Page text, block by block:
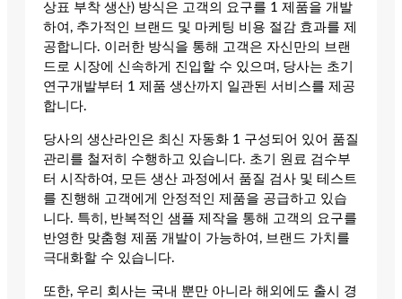
상표 부착 생산) 방식은 고객의 요구를 1 제품을 개발
하여, 추가적인 브랜드 및 마케팅 비용 절감 효과를 제
공합니다. 이러한 방식을 통해 고객은 자신만의 브랜
드로 시장에 신속하게 진입할 수 있으며, 당사는 초기
연구개발부터 1 제품 생산까지 일관된 서비스를 제공
합니다.
당사의 생산라인은 최신 자동화 1 구성되어 있어 품질
관리를 철저히 수행하고 있습니다. 초기 원료 검수부
터 시작하여, 모든 생산 과정에서 품질 검사 및 테스트
를 진행해 고객에게 안정적인 제품을 공급하고 있습
니다. 특히, 반복적인 샘플 제작을 통해 고객의 요구를
반영한 맞춤형 제품 개발이 가능하여, 브랜드 가치를
극대화할 수 있습니다.
또한, 우리 회사는 국내 뿐만 아니라 해외에도 출시 경